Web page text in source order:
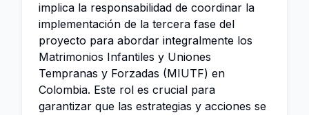
implica la responsabilidad de coordinar la
implementación de la tercera fase del
proyecto para abordar integralmente los
Matrimonios Infantiles y Uniones
Tempranas y Forzadas (MIUTF) en
Colombia. Este rol es crucial para
garantizar que las estrategias y acciones se